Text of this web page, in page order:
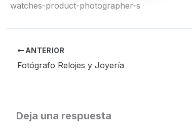
watches-product-photographer-s
ANTERIOR
Fotógrafo Relojes y Joyería
Deja una respuesta